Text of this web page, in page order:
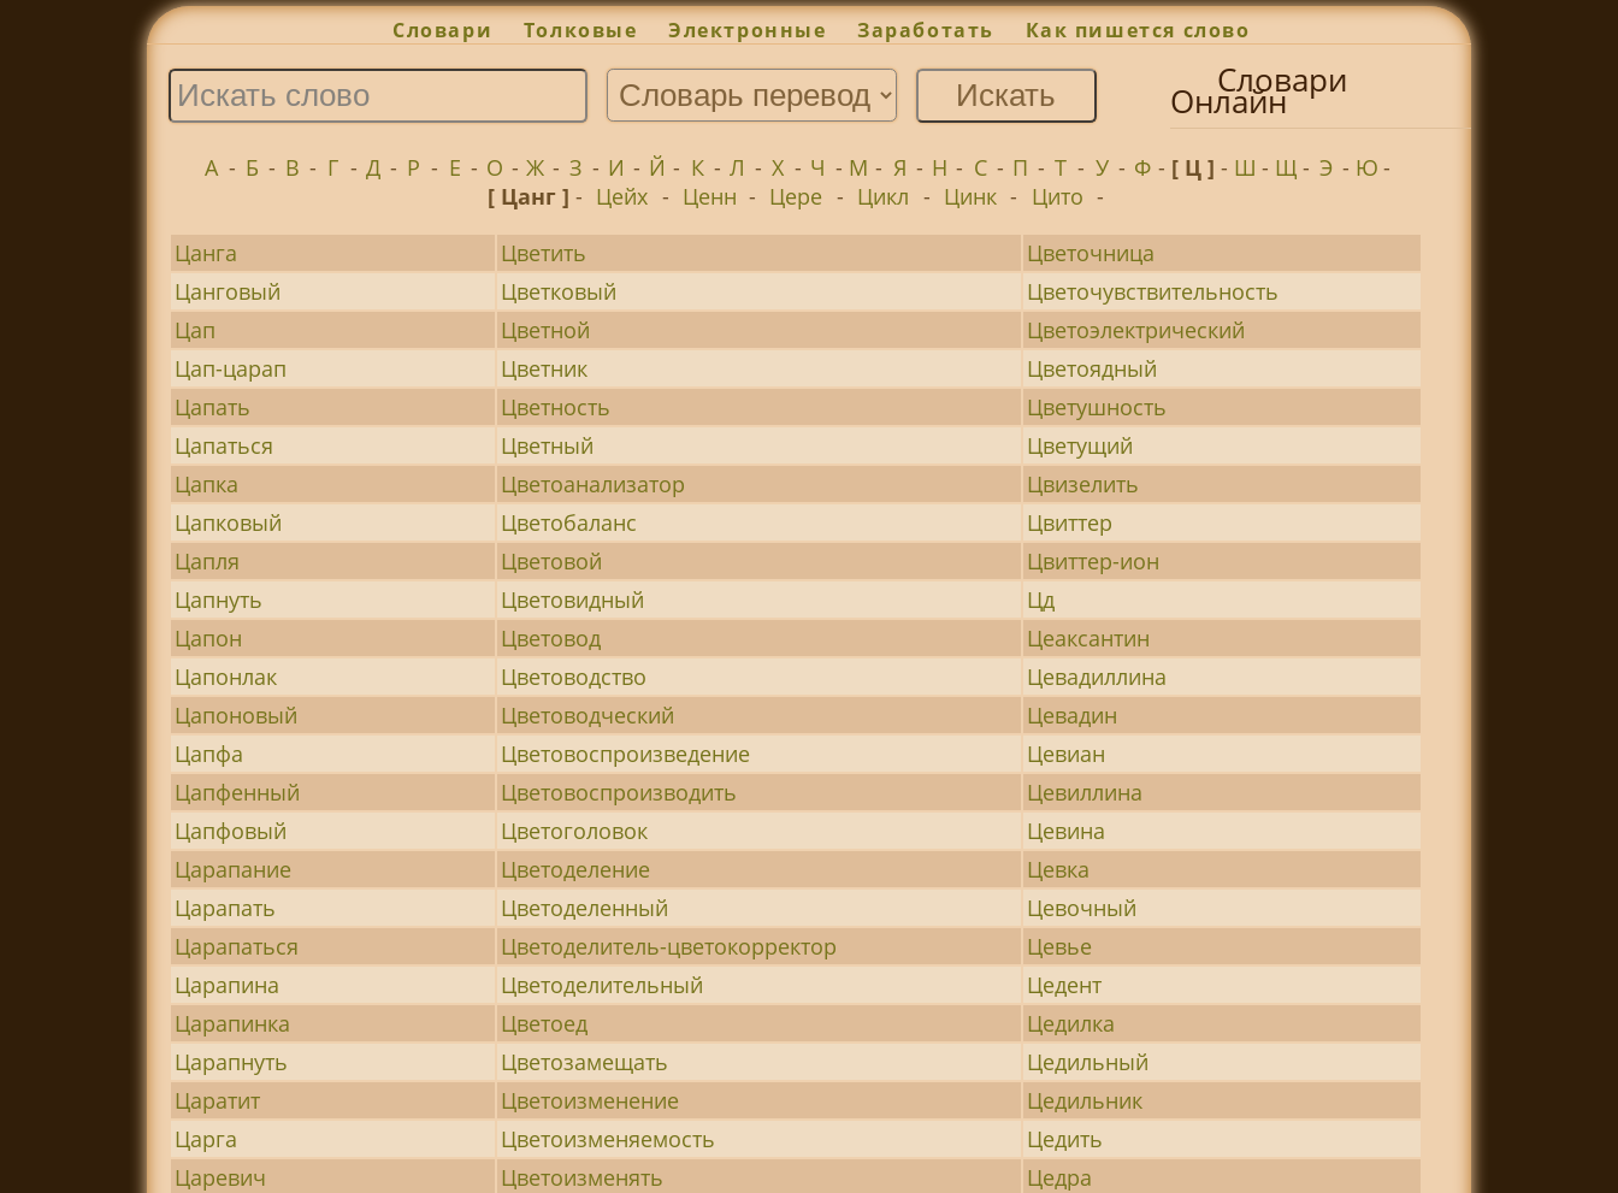
Словари Толковые Электронные Заработать Как пишется слово
Словари
Онлайн
А - Б - В - Г - Д - Р - Е - О - Ж - З - И - Й - К - Л - Х - Ч - М - Я - Н - С - П - Т - У - Ф - [ Ц ]- Ш - Щ- Э - Ю-
[ Цанг ] - Цейх - Ценн - Цере - Цикл - Цинк - Цито -
Цанга
Цветить
Цветочница
Цанговый
Цветковый
Цветочувствительность
Цап
Цветной
Цветоэлектрический
Цап-царап
Цветник
Цветоядный
Цапать
Цветность
Цветушность
Цапаться
Цветный
Цветущий
Цапка
Цветоанализатор
Цвизелить
Цапковый
Цветобаланс
Цвиттер
Цапля
Цветовой
Цвиттер-ион
Цапнуть
Цветовидный
Цд
Цапон
Цветовод
Цеаксантин
Цапонлак
Цветоводство
Цевадиллина
Цапоновый
Цветоводческий
Цевадин
Цапфа
Цветовоспроизведение
Цевиан
Цапфенный
Цветовоспроизводить
Цевиллина
Цапфовый
Цветоголовок
Цевина
Царапание
Цветоделение
Цевка
Царапать
Цветоделенный
Цевочный
Царапаться
Цветоделитель-цветокорректор
Цевье
Царапина
Цветоделительный
Цедент
Царапинка
Цветоед
Цедилка
Царапнуть
Цветозамещать
Цедильный
Царатит
Цветоизменение
Цедильник
Царга
Цветоизменяемость
Цедить
Царевич
Цветоизменять
Цедра